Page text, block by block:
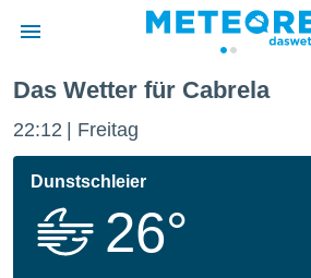
wurde
dass
Das Wetter für Cabrela
22:12 Freitag
Dunstschleier
26°